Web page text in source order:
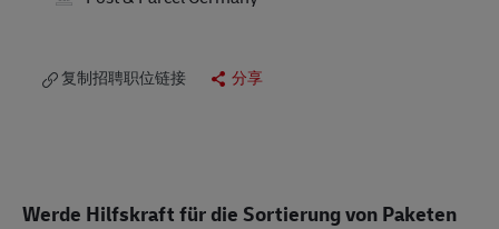
复制招聘职位链接 分享
Werde Hilfskraft für die Sortierung von Paketen